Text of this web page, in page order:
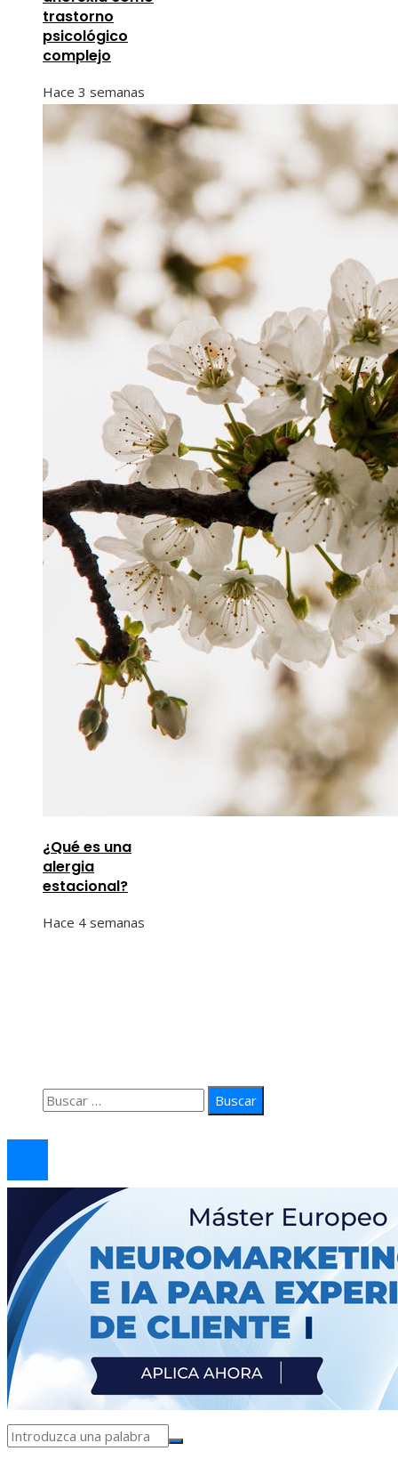
trastorno
psicológico
complejo
Hace 3 semanas
¿Qué es una
alergia
estacional?
Hace 4 semanas
Buscar: